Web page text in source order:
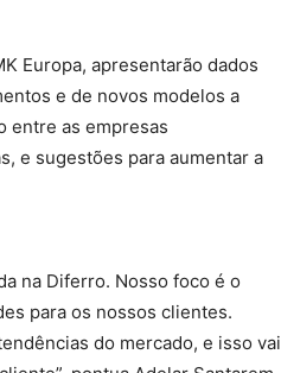
Europa, apresentarão dados
e de novos modelos a
entre as empresas
e sugestões para aumentar a
na Diferro. Nosso foco é o
para os nossos clientes.
do mercado, e isso vai